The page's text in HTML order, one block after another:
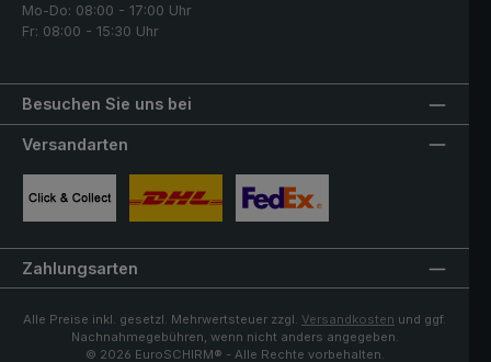
Besuchen Sie uns bei
Mo-Do: 08:00 - 17:00 Uhr
Fr: 08:00 - 15:30 Uhr
Versandarten
Zahlungsarten
Alle Preise inkl. gesetzl. Mehrwertsteuer zzgl. Versandkosten und ggf.
Nachnahmegebühren, wenn nicht anders angegeben.
© 2026 EuroSCHIRM® - Alle Rechte vorbehalten.